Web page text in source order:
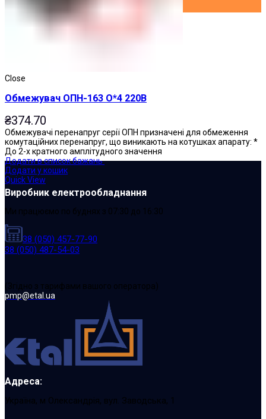
Close
Обмежувач ОПН-163 О*4 220В
₴374.70
Обмежувачі перенапруг серії ОПН призначені для обмеження
комутаційних перенапруг, що виникають на котушках апарату: *
До 2-х кратного амплітудного значення
Додати в список бажань
Додати у кошик
Quick View
Виробник електрообладнання
Ми працюємо по буднях з 07:30 до 16:30
38 (050) 457-77-90
38 (050) 487-54-03
(Згідно з тарифами вашого оператора)
pmp@etal.ua
Адреса:
Україна, м Олександрія, вул. Заводська, 1